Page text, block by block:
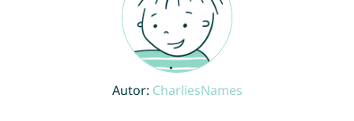
Autor: CharliesNames